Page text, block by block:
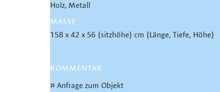
Holz Metall
MASSE
158 x 42 x 56 (sitzhöhe) cm (Länge, Tiefe, Höhe)
KOMMENTAR
Anfrage zum Objekt